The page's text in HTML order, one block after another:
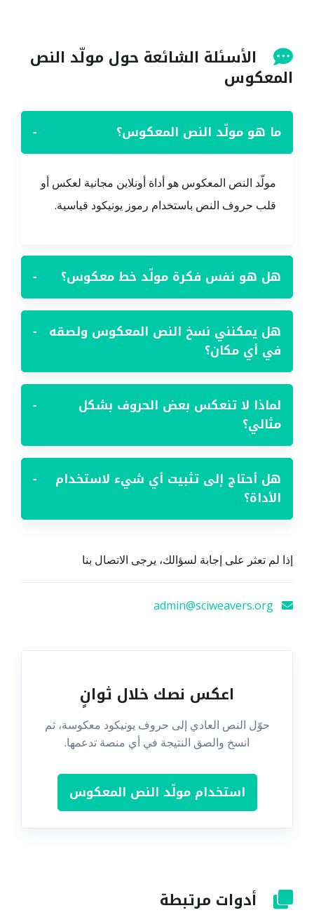
الأسئلة الشائعة حول مولّد النص
المعكوس
ما هو مولّد النص المعكوس؟ −
مولّد النص المعكوس هو أداة أونلاين مجانية لعكس أو
قلب حروف النص باستخدام رموز يونيكود قياسية.
هل هو نفس فكرة مولّد خط معكوس؟ −
هل يمكنني نسخ النص المعكوس ولصقه
في أي مكان؟
−
لماذا لا تنعكس بعض الحروف بشكل
مثالي؟
−
هل أحتاج إلى تثبيت أي شيء لاستخدام
الأداة؟
−
إذا لم تعثر على إجابة لسؤالك، يرجى الاتصال بنا
اعكس نصك خلال ثوانٍ
حوّل النص العادي إلى حروف يونيكود معكوسة، ثم
انسخ والصق النتيجة في أي منصة تدعمها.
استخدام مولّد النص المعكوس
أدوات مرتبطة